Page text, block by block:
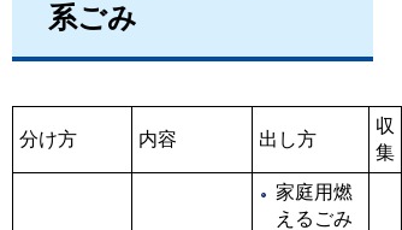
系ごみ
分け方 内容 出し方
収
集
家庭用燃
えるごみ